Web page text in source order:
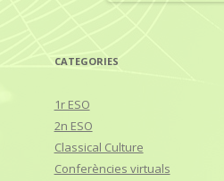
CATEGORIES
1r ESO
2n ESO
Classical Culture
Conferències virtuals